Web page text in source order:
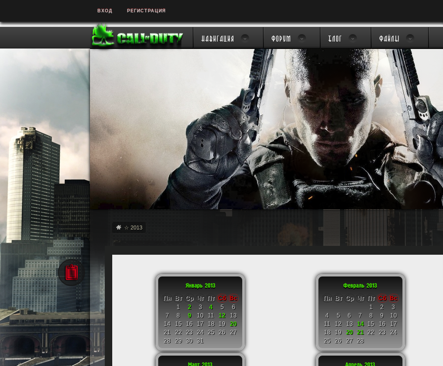
ВХОД РЕГИСТРАЦИЯ
Навигация Форум Блог Файлы
☆ 2013
Пн Вт Ср Чт Пт Сб
Вс
1
2 3 4 5
6
7
8 9 10 11 12
13
14
15 16 17 18 19
20
21
22 23 24 25 26
27
28
29 30 31
Пн Вт Ср Чт Пт Сб
Вс
1
2
3
4
5 6 7 8 9
10
11
12 13 14 15 16
17
18
19 20 21 22 23
24
25
26 27 28